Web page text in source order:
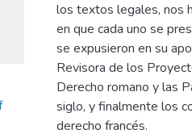
los textos legales, nos
en que cada uno se
se expusieron en su
Revisora de los
Derecho romano y las
siglo, y finalmente los
derecho francés.